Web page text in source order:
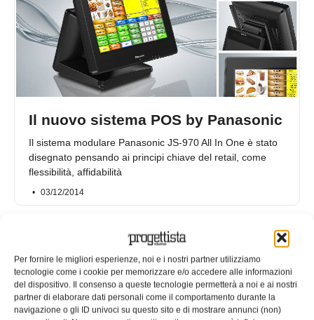
Per fornire le migliori esperienze, noi e i nostri partner utilizziamo
tecnologie come i cookie per memorizzare e/o accedere alle informazioni
del dispositivo. Il consenso a queste tecnologie permetterà a noi e ai nostri
partner di elaborare dati personali come il comportamento durante la
navigazione o gli ID univoci su questo sito e di mostrare annunci (non)
Il nuovo sistema POS by Panasonic
Il sistema modulare Panasonic JS-970 All In One è stato
disegnato pensando ai principi chiave del retail, come
flessibilità, affidabilità
03/12/2014